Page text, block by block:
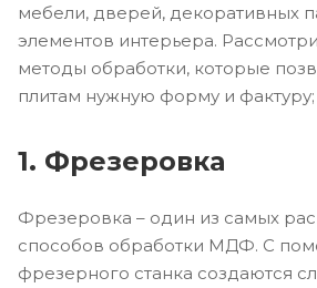
мебели, дверей, декоративных
элементов интерьера.
методы обработки, которые
плитам нужную форму и фактуру;
1. Фрезеровка
Фрезеровка – один из самых
способов обработки МДФ. С
фрезерного станка создаются